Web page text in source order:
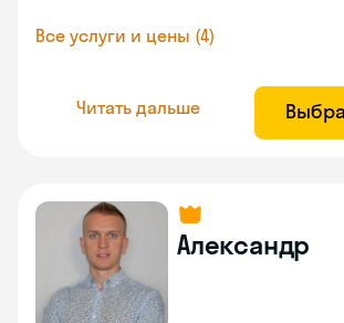
Все услуги и цены (4)
Читать дальше
Александр